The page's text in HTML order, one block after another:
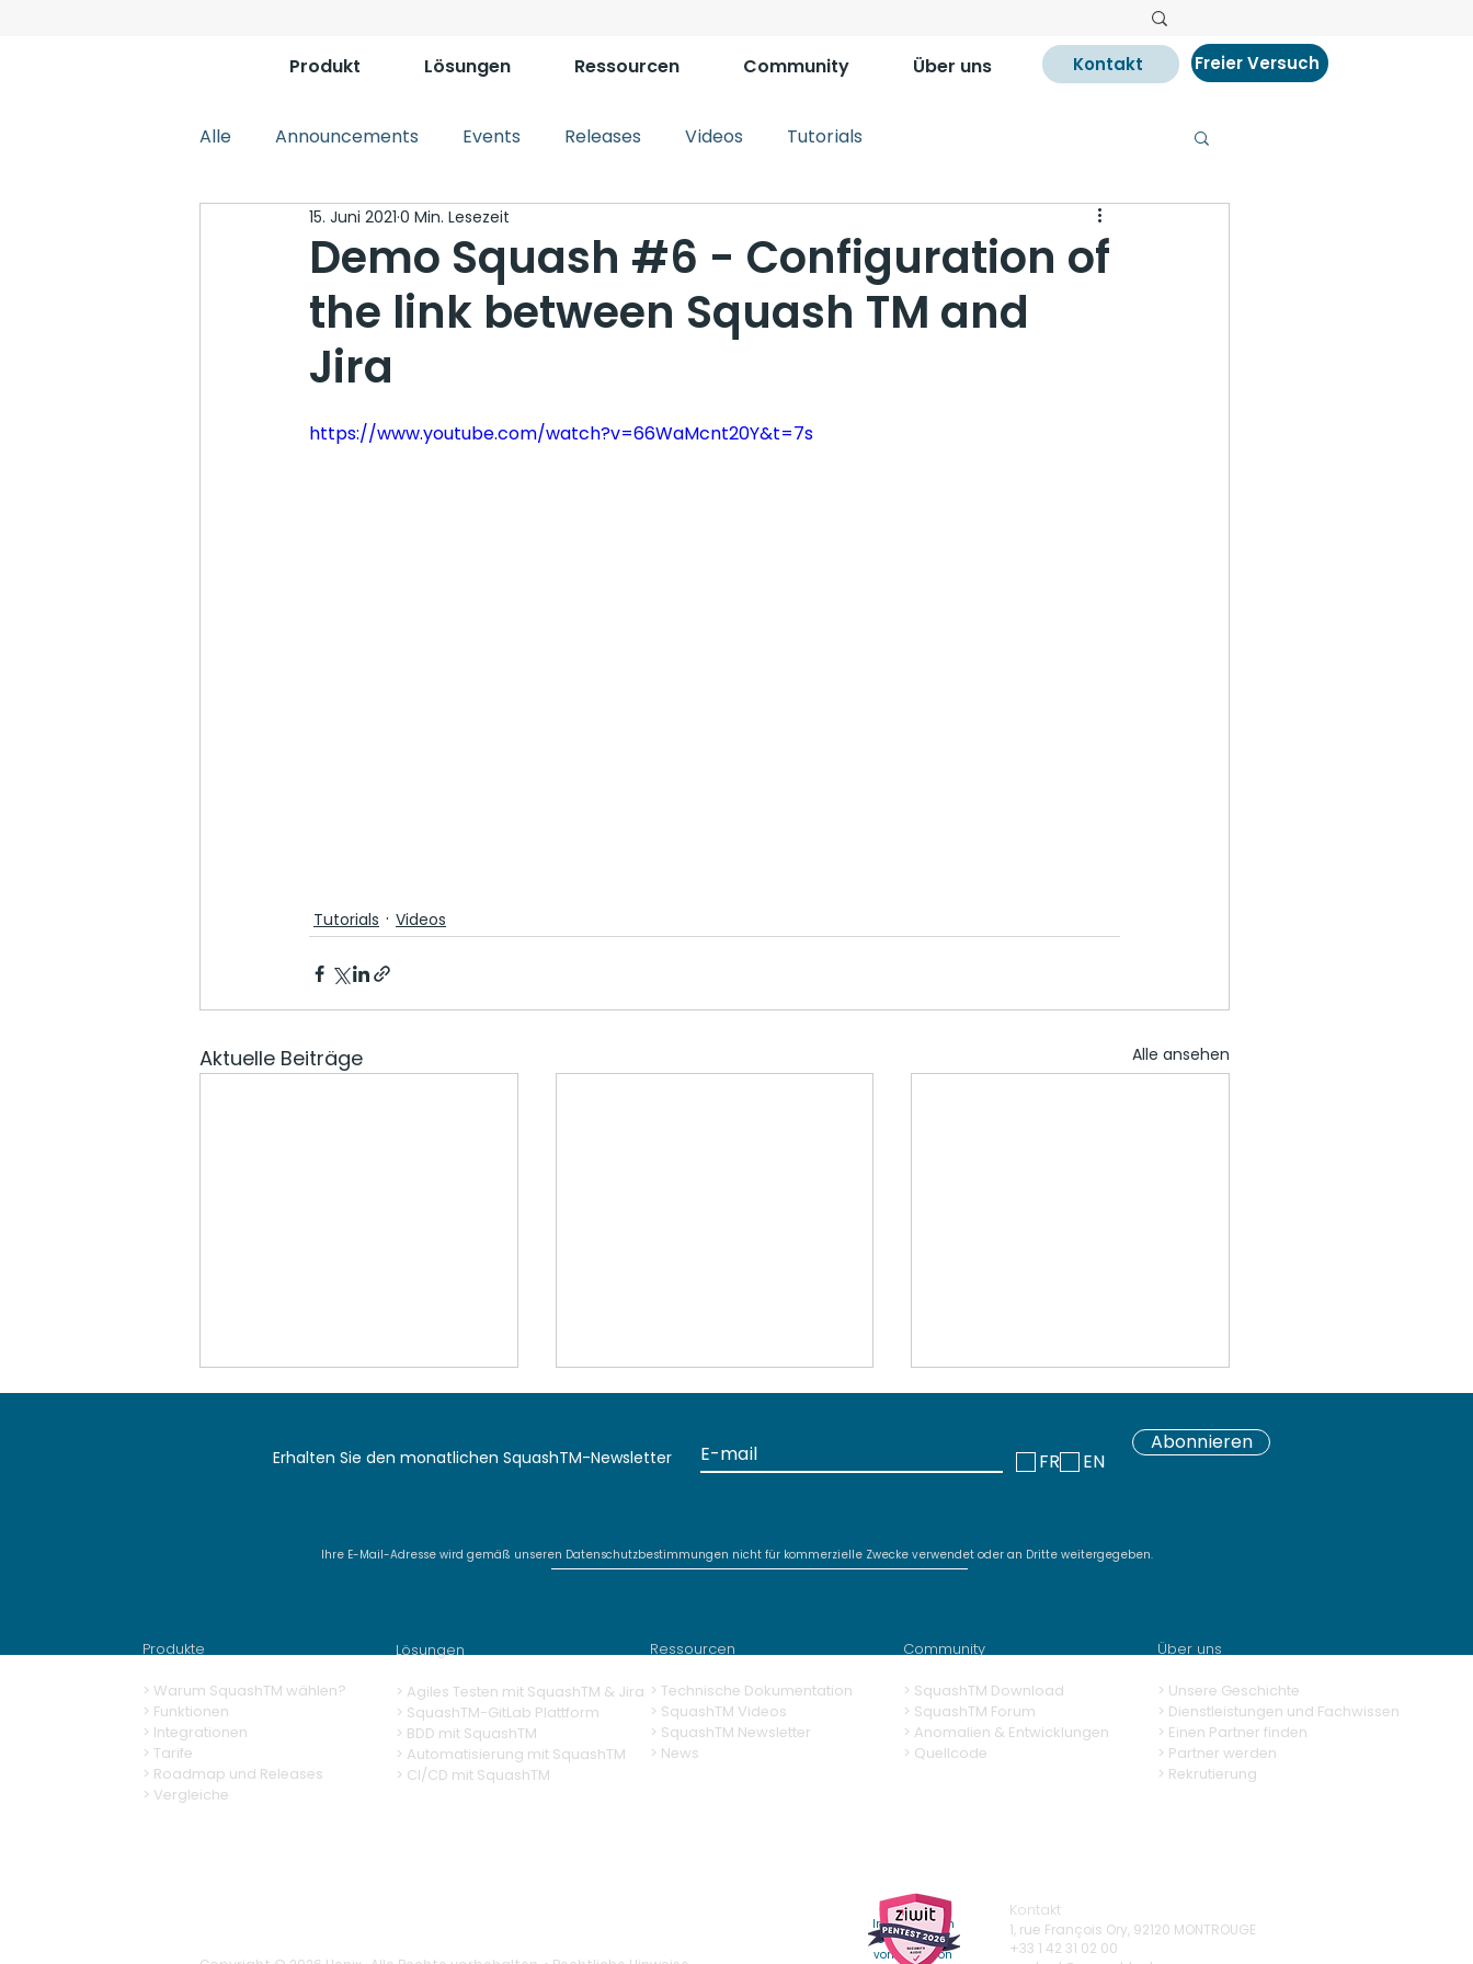
Produkt Lösungen Ressourcen Community Über uns Kontakt Freier Versuch
Alle Announcements Events Releases Videos Tutorials
Demo Squash #6 - Configuration of
the link between Squash TM and
Jira
15. Juni 2021 0 Min. Lesezeit
https://www.youtube.com/watch?v=66WaMcnt20Y&t=7s
Tutorials Videos
Aktuelle Beiträge Alle ansehen
Sovereignty,
SquashTM 13
Erhalten Sie den monatlichen SquashTM-Newsletter FR EN
Abonnieren
Ihre E-Mail-Adresse wird gemäß unseren Datenschutzbestimmungen nicht für kommerzielle Zwecke verwendet oder an Dritte weitergegeben.
Produkte
> Warum SquashTM wählen?
> Funktionen
> Integrationen
> Tarife
> Roadmap und Releases
> Vergleiche
Lösungen
> Agiles Testen mit SquashTM & Jira
> SquashTM-GitLab Plattform
> BDD mit SquashTM
> Automatisierung mit SquashTM
> CI/CD mit SquashTM
Ressourcen
> Technische Dokumentation
> SquashTM Videos
> SquashTM Newsletter
> News
Community
> SquashTM Download
> SquashTM Forum
> Anomalien & Entwicklungen
> Quellcode
Über uns
> Unsere Geschichte
> Dienstleistungen und Fachwissen
> Einen Partner finden
> Partner werden
> Rekrutierung
Weitere
Informationen
erhalten Sie
vom RSSI von
Kontakt
1, rue François Ory, 92120 MONTROUGE
+33 1 42 31 02 00